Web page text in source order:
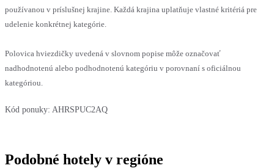
používanou v príslušnej krajine. Každá krajina uplatňuje vlastné kritériá pre
udelenie konkrétnej kategórie.
Polovica hviezdičky uvedená v slovnom popise môže označovať
nadhodnotenú alebo podhodnotenú kategóriu v porovnaní s oficiálnou
kategóriou.
Kód ponuky: AHRSPUC2AQ
Podobné hotely v regióne